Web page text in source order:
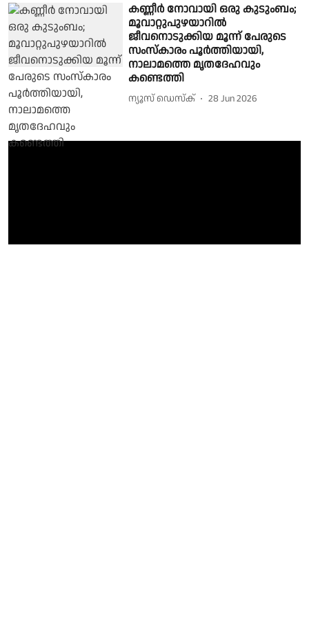
കണ്ണീർ നോവായി ഒരു കുടുംബം;
മൂവാറ്റുപുഴയാറിൽ
ജീവനൊടുക്കിയ മൂന്ന് പേരുടെ
സംസ്കാരം പൂർത്തിയായി,
നാലാമത്തെ മൃതദേഹവും
കണ്ടെത്തി
ന്യൂസ് ഡെസ്ക് 28 Jun 2026